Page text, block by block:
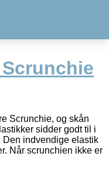
Scrunchie
Scrunchie, og skån
sidder godt til i
Den indvendige elastik
Når scrunchien ikke er